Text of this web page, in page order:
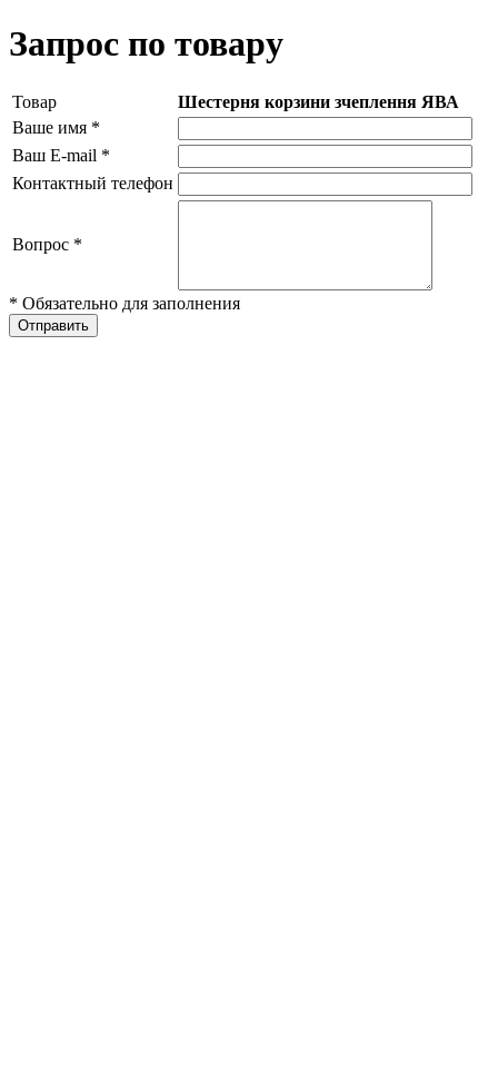
Запрос по товару
Товар
Шестерня корзини зчеплення ЯВА
Ваше имя *
Ваш E-mail *
Контактный телефон
Вопрос *
* Обязательно для заполнения
Отправить